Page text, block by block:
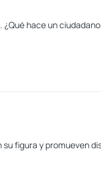
hace un
figura y promueven